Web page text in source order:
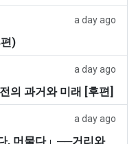
a day ago
)
a day ago
의 과거와 미래 [후편]
a day ago
, 머물다」──거리와